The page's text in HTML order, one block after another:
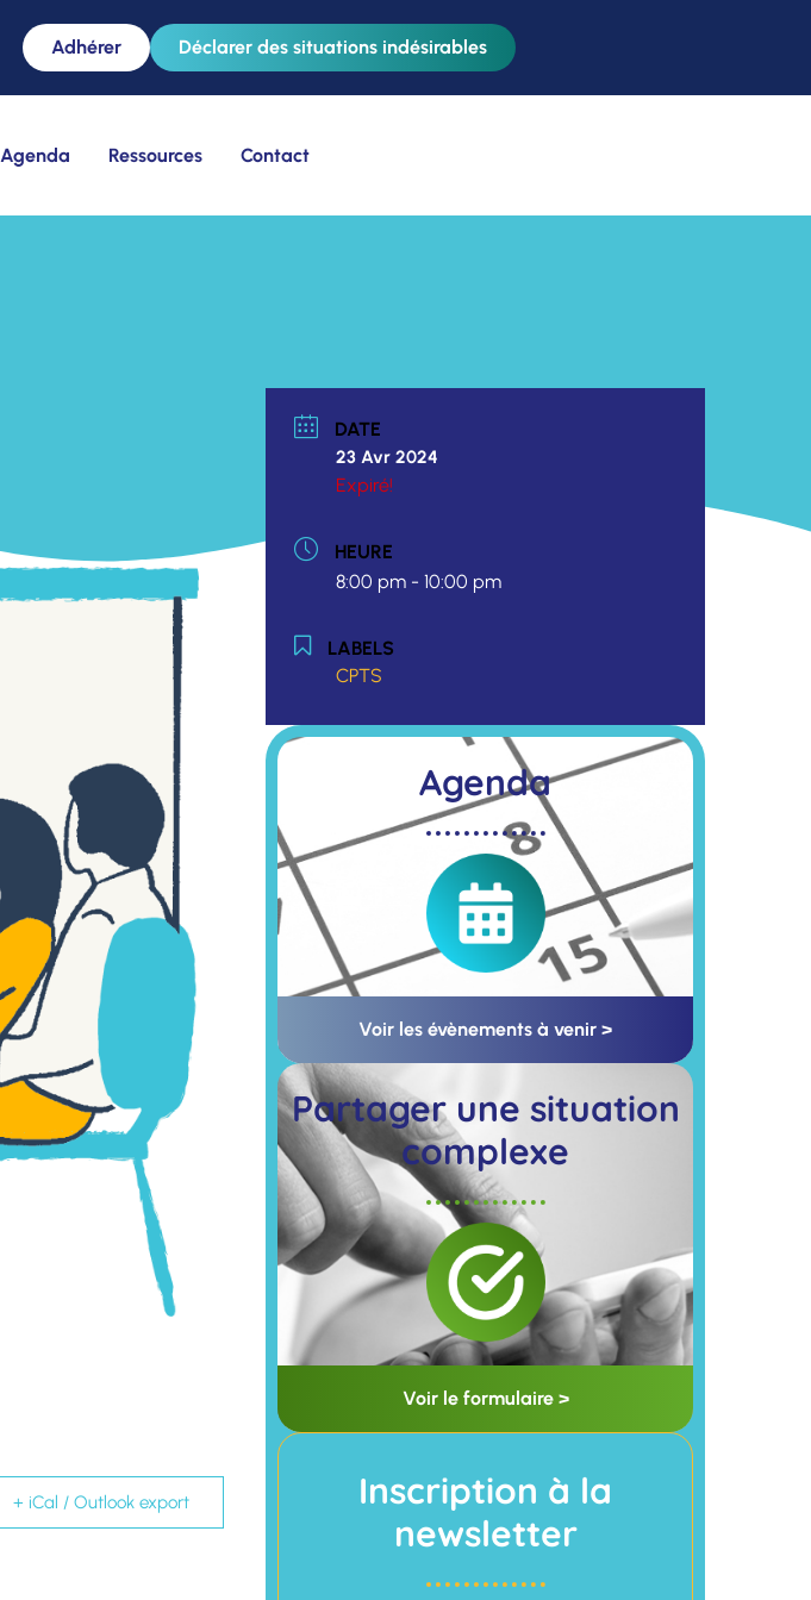
Adhérer Déclarer des situations indésirables
Agenda Ressources Contact
+ iCal / Outlook export
DATE
23 Avr 2024
Expiré!
HEURE
8:00 pm - 10:00 pm
LABELS
CPTS
Agenda
Voir les évènements à venir >
Partager une situation
complexe
Voir le formulaire >
Inscription à la
newsletter